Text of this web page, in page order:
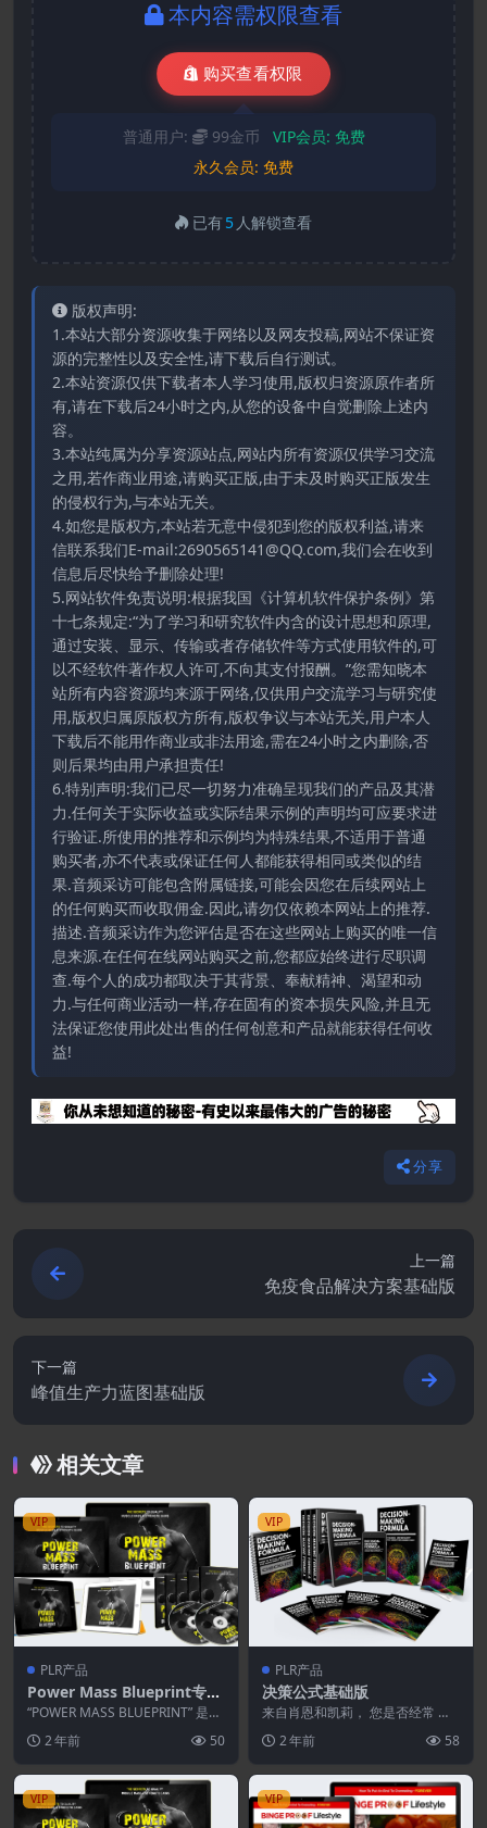
本内容需权限查看
购买查看权限
普通用户: 99金币 VIP会员: 免费
永久会员: 免费
已有5 人解锁查看
版权声明:
1.本站大部分资源收集于网络以及网友投稿,网站不保证资
源的完整性以及安全性,请下载后自行测试。
2.本站资源仅供下载者本人学习使用,版权归资源原作者所
有,请在下载后24小时之内,从您的设备中自觉删除上述内
容。
3.本站纯属为分享资源站点,网站内所有资源仅供学习交流
之用,若作商业用途,请购买正版,由于未及时购买正版发生
的侵权行为,与本站无关。
4.如您是版权方,本站若无意中侵犯到您的版权利益,请来
信联系我们E-mail:2690565141@QQ.com,我们会在收到
信息后尽快给予删除处理!
5.网站软件免责说明:根据我国《计算机软件保护条例》第
十七条规定:“为了学习和研究软件内含的设计思想和原理,
通过安装、显示、传输或者存储软件等方式使用软件的,可
以不经软件著作权人许可,不向其支付报酬。”您需知晓本
站所有内容资源均来源于网络,仅供用户交流学习与研究使
用,版权归属原版权方所有,版权争议与本站无关,用户本人
下载后不能用作商业或非法用途,需在24小时之内删除,否
则后果均由用户承担责任!
6.特别声明:我们已尽一切努力准确呈现我们的产品及其潜
力.任何关于实际收益或实际结果示例的声明均可应要求进
行验证.所使用的推荐和示例均为特殊结果,不适用于普通
购买者,亦不代表或保证任何人都能获得相同或类似的结
果.音频采访可能包含附属链接,可能会因您在后续网站上
的任何购买而收取佣金.因此,请勿仅依赖本网站上的推荐.
描述.音频采访作为您评估是否在这些网站上购买的唯一信
息来源.在任何在线网站购买之前,您都应始终进行尽职调
查.每个人的成功都取决于其背景、奉献精神、渴望和动
力.与任何商业活动一样,存在固有的资本损失风险,并且无
法保证您使用此处出售的任何创意和产品就能获得任何收
益!
分享
上一篇
免疫食品解决方案基础版
下一篇
峰值生产力蓝图基础版
相关文章
VIP
PLR产品
Power Mass Blueprint专业
版
“POWER MASS BLUEPRINT” 是一
款全新的、包含 8个模块的大型...
2 年前 50
VIP
PLR产品
决策公式基础版
来自肖恩和凯莉， 您是否经常 感
到优柔寡断、迷失、沮丧和不知所
措？ 因为太多的选...
2 年前 58
VIP VIP